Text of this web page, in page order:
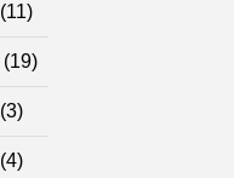
(11)
(19)
(3)
(4)